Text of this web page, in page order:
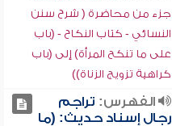
جزء من محاضرة ( شرح سنن
النسائي - كتاب النكاح - (باب
على ما تنكح المرأة) إلى (باب
كراهية تزويج الزناة))
الفهرس: تراجم
رجال إسناد حديث: (ما